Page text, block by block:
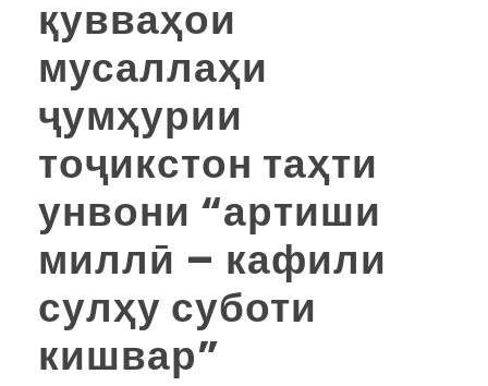
қувваҳои
мусаллаҳи
ҷумҳурии
тоҷикстон таҳти
унвони “артиши
миллӣ – кафили
сулҳу суботи
кишвар”